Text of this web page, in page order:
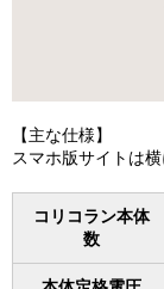
【主な仕様】
スマホ版サイトは
コリコラン本体
数